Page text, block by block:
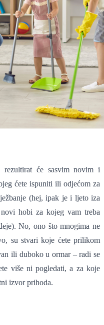
rezultirat će sasvim novim i
ćete ispuniti ili odjećom za
(hej, ipak je i ljeto iza
hobi za kojeg vam treba
No, ono što mnogima ne
su stvari koje ćete prilikom
ili duboko u ormar – radi se
više ni pogledati, a za koje
izvor prihoda.